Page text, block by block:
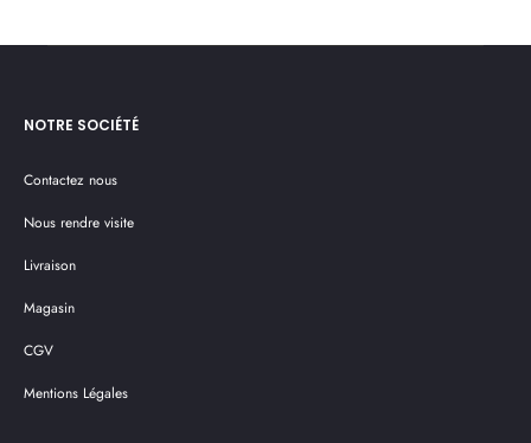
NOTRE SOCIÉTÉ
Contactez nous
Nous rendre visite
Livraison
Magasin
CGV
Mentions Légales